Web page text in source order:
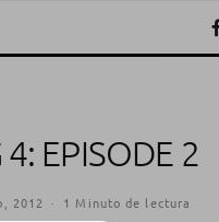
EPISODE 2
2012 · 1 Minuto de lectura